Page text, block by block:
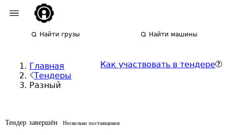
Найти грузы Найти машины
Главная
Тендеры
Разный
Как участвовать в тендере
Тендер завершён Несколько поставщиков